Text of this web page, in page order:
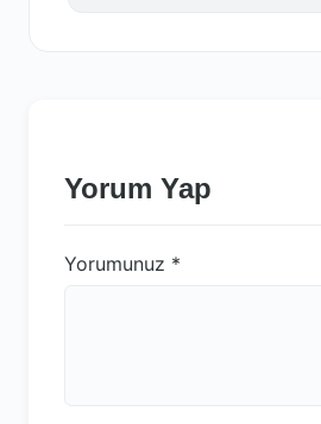
Yorum Yap
Yorumunuz *